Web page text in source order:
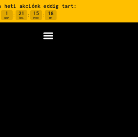
heti akciónk eddig tart:
1
NAP
: 21
ÓRA
: 15
PERC
: 17
MP